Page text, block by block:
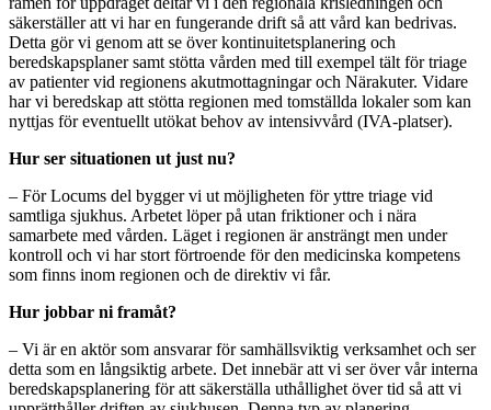
säkerställer att vi har en fungerande drift så att vård kan bedrivas.
Detta gör vi genom att se över kontinuitetsplanering och
beredskapsplaner samt stötta vården med till exempel tält för triage
av patienter vid regionens akutmottagningar och Närakuter. Vidare
har vi beredskap att stötta regionen med tomställda lokaler som kan
nyttjas för eventuellt utökat behov av intensivvård (IVA-platser).
Hur ser situationen ut just nu?
– För Locums del bygger vi ut möjligheten för yttre triage vid
samtliga sjukhus. Arbetet löper på utan friktioner och i nära
samarbete med vården. Läget i regionen är ansträngt men under
kontroll och vi har stort förtroende för den medicinska kompetens
som finns inom regionen och de direktiv vi får.
Hur jobbar ni framåt?
– Vi är en aktör som ansvarar för samhällsviktig verksamhet och ser
detta som en långsiktig arbete. Det innebär att vi ser över vår interna
beredskapsplanering för att säkerställa uthållighet över tid så att vi